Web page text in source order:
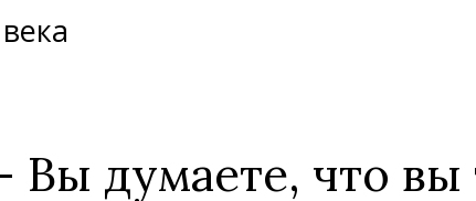
- Вы думаете, что